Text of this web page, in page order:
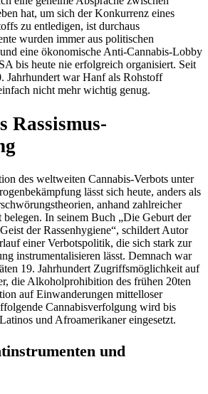
hat, um sich der Konkurrenz eines
zu entledigen, ist durchaus
wurden immer aus politischen
eine ökonomische Anti-Cannabis-Lobby
bis heute nie erfolgreich organisiert. Seit
Jahrhundert war Hanf als Rohstoff
nicht mehr wichtig genug.
Rassismus-
des weltweiten Cannabis-Verbots unter
lässt sich heute, anders als
anhand zahlreicher
In seinem Buch „Die Geburt der
der Rassenhygiene“, schildert Autor
einer Verbotspolitik, die sich stark zur
instrumentalisieren lässt. Demnach war
19. Jahrhundert Zugriffsmöglichkeit auf
die Alkoholprohibition des frühen 20ten
auf Einwanderungen mittelloser
Cannabisverfolgung wird bis
und Afroamerikaner eingesetzt.
und